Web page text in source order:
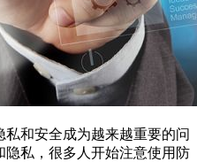
和安全成为越来越重要的问
私，很多人开始注意使用防